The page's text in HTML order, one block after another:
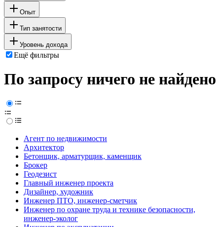
Опыт
Тип занятости
Уровень дохода
Ещё фильтры
По запросу ничего не найдено
Агент по недвижимости
Архитектор
Бетонщик, арматурщик, каменщик
Брокер
Геодезист
Главный инженер проекта
Дизайнер, художник
Инженер ПТО, инженер-сметчик
Инженер по охране труда и технике безопасности,
инженер-эколог